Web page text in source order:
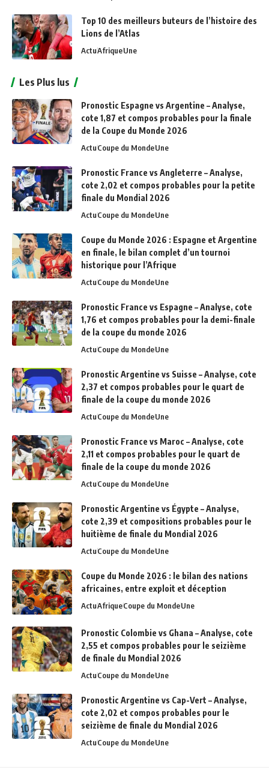
Top 10 des meilleurs buteurs de l’histoire des
Lions de l’Atlas
ActuAfriqueUne
Les Plus lus
Pronostic Espagne vs Argentine – Analyse,
cote 1,87 et compos probables pour la finale
de la Coupe du Monde 2026
ActuCoupe du MondeUne
Pronostic France vs Angleterre – Analyse,
cote 2,02 et compos probables pour la petite
finale du Mondial 2026
ActuCoupe du MondeUne
Coupe du Monde 2026 : Espagne et Argentine
en finale, le bilan complet d’un tournoi
historique pour l’Afrique
ActuCoupe du MondeUne
Pronostic France vs Espagne – Analyse, cote
1,76 et compos probables pour la demi-finale
de la coupe du monde 2026
ActuCoupe du MondeUne
Pronostic Argentine vs Suisse – Analyse, cote
2,37 et compos probables pour le quart de
finale de la coupe du monde 2026
ActuCoupe du MondeUne
Pronostic France vs Maroc – Analyse, cote
2,11 et compos probables pour le quart de
finale de la coupe du monde 2026
ActuCoupe du MondeUne
Pronostic Argentine vs Égypte – Analyse,
cote 2,39 et compositions probables pour le
huitième de finale du Mondial 2026
ActuCoupe du MondeUne
Coupe du Monde 2026 : le bilan des nations
africaines, entre exploit et déception
ActuAfriqueCoupe du MondeUne
Pronostic Colombie vs Ghana – Analyse, cote
2,55 et compos probables pour le seizième
de finale du Mondial 2026
ActuCoupe du MondeUne
Pronostic Argentine vs Cap-Vert – Analyse,
cote 2,02 et compos probables pour le
seizième de finale du Mondial 2026
ActuCoupe du MondeUne